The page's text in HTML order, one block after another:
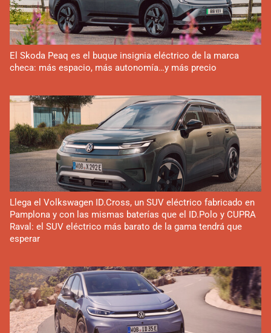
El Skoda Peaq es el buque insignia eléctrico de la marca
checa: más espacio, más autonomía…y más precio
Llega el Volkswagen ID.Cross, un SUV eléctrico fabricado en
Pamplona y con las mismas baterías que el ID.Polo y CUPRA
Raval: el SUV eléctrico más barato de la gama tendrá que
esperar